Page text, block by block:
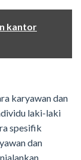
kantor
karyawan dan
laki-laki
spesifik
dan